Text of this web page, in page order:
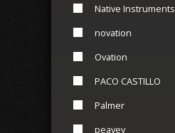
Native Instruments
novation
Ovation
PACO CASTILLO
Palmer
peavey